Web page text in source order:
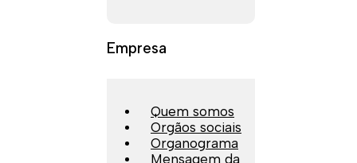
Empresa
Quem somos
Orgãos sociais
Organograma
Mensagem da